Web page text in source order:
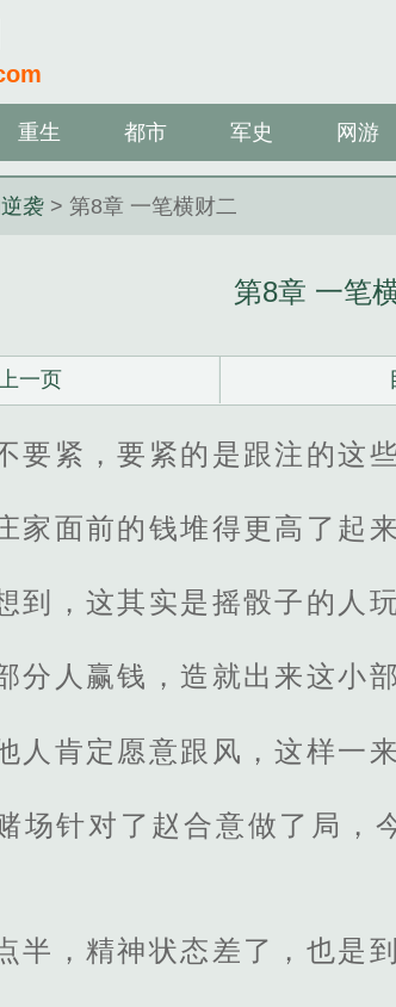
重生 都市 军史 网游
袭 > 第8章 一笔横财二
第8章 一笔
一页
要紧，要紧的是跟注的这
家面前的钱堆得更高了起来
到，这其实是摇骰子的人
分人赢钱，造就出来这小
人肯定愿意跟风，这样一
场针对了赵合意做了局，
半，精神状态差了，也是